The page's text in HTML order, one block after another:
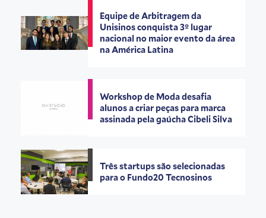
Equipe de Arbitragem da
Unisinos conquista 3º lugar
nacional no maior evento da área
na América Latina
Workshop de Moda desafia
alunos a criar peças para marca
assinada pela gaúcha Cibeli Silva
Três startups são selecionadas
para o Fundo20 Tecnosinos